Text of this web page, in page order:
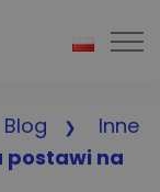
Blog
Inne
postawi na